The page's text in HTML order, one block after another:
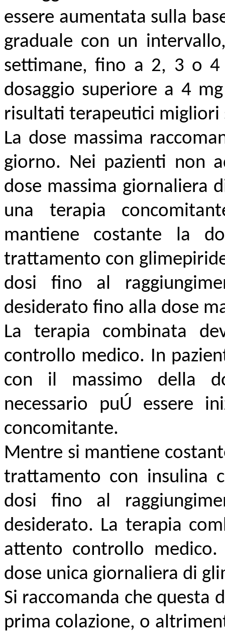
essere aumentata sulla
graduale con un
settimane, fino a 2, 3 o
dosaggio superiore a 4
risultati terapeutici migliori
La dose massima
giorno. Nei pazienti non
dose massima giornaliera
una terapia
mantiene costante la
trattamento con
dosi fino al
desiderato fino alla dose
La terapia combinata
controllo medico. In
con il massimo della
necessario puÚ essere
concomitante.
Mentre si mantiene
trattamento con insulina
dosi fino al
desiderato. La terapia
attento controllo
dose unica giornaliera di
Si raccomanda che questa
prima colazione, o